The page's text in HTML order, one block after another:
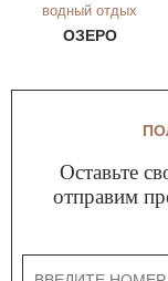
водный отдых
ОЗЕРО
Оставьте
отправим